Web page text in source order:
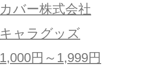
カバー株式会社
キャラグッズ
1,000円～1,999円